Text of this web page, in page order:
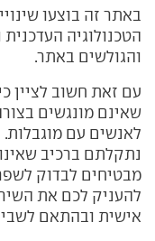
באתר זה בוצעו
הטכנולוגיה
והגולשים באתר.
עם זאת חשוב לציין
שאינם מונגשים
לאנשים עם מוגבלות.
נתקלתם ברכיב
מבטיחים לבדוק
להעניק לכם את
אישית ובהתאם